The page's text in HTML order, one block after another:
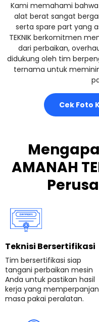
Kami memahami
alat berat sangat
serta spare part yang
TEKNIK berkomitmen
dari perbaikan,
didukung oleh tim
ternama untuk
Cek Foto
AMANAH
Teknisi Bersertifikasi
Tim bersertifikasi siap
tangani perbaikan mesin
Anda untuk pastikan hasil
kerja yang
masa pakai peralatan.